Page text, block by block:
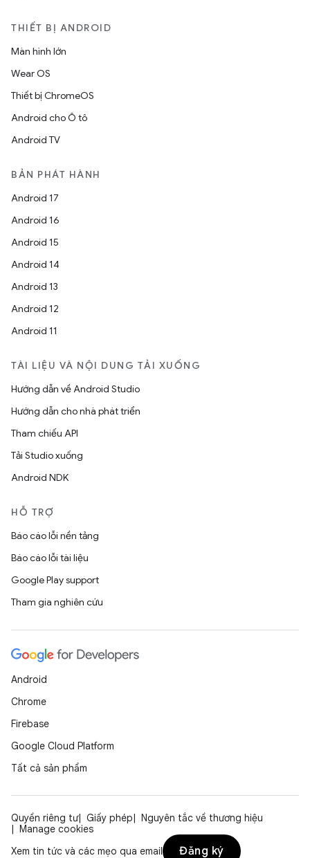
THIẾT BỊ ANDROID
Màn hình lớn
Wear OS
Thiết bị ChromeOS
Android cho Ô tô
Android TV
BẢN PHÁT HÀNH
Android 17
Android 16
Android 15
Android 14
Android 13
Android 12
Android 11
TÀI LIỆU VÀ NỘI DUNG TẢI XUỐNG
Hướng dẫn về Android Studio
Hướng dẫn cho nhà phát triển
Tham chiếu API
Tải Studio xuống
Android NDK
HỖ TRỢ
Báo cáo lỗi nền tảng
Báo cáo lỗi tài liệu
Google Play support
Tham gia nghiên cứu
Android
Chrome
Firebase
Google Cloud Platform
Tất cả sản phẩm
Quyền riêng tư Giấy phép
Nguyên tắc về thương hiệu
Manage cookies
Xem tin tức và các mẹo qua email
Đăng ký